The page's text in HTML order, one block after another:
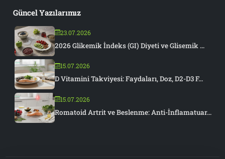
Güncel Yazılarımız
23.07.2026
2026 Glikemik İndeks (GI) Diyeti ve Glisemik ...
15.07.2026
D Vitamini Takviyesi: Faydaları, Doz, D2-D3 F...
15.07.2026
Romatoid Artrit ve Beslenme: Anti-İnflamatuar...